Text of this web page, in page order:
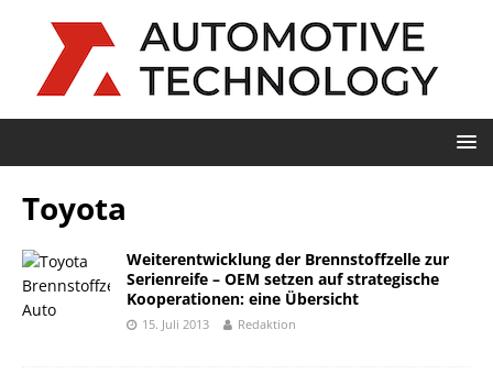
Toyota
Weiterentwicklung der Brennstoffzelle zur
Serienreife – OEM setzen auf strategische
Kooperationen: eine Übersicht
15. Juli 2013 Redaktion